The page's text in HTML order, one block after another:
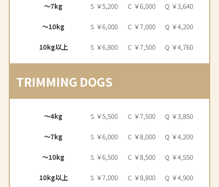
～7kg S ￥5,200 C ￥6,000 Q ￥3,640
～10kg S ￥6,000 C ￥7,000 Q ￥4,200
10kg以上 S ￥6,800 C ￥7,500 Q ￥4,760
TRIMMING DOGS
～4kg S ￥5,500 C ￥7,500 Q ￥3,850
～7kg S ￥6,000 C ￥8,000 Q ￥4,200
～10kg S ￥6,500 C ￥8,500 Q ￥4,550
10kg以上 S ￥7,000 C ￥8,800 Q ￥4,900